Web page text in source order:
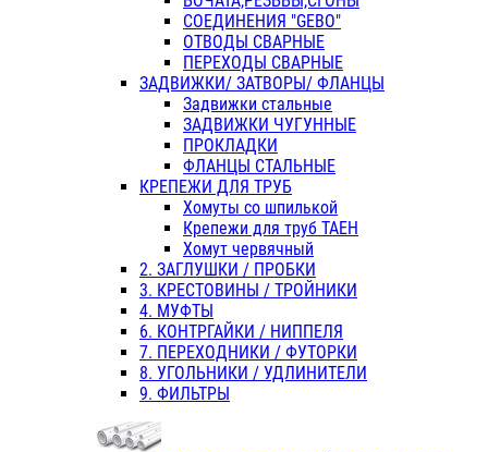
СОЕДИНЕНИЯ "GEBO"
ОТВОДЫ СВАРНЫЕ
ПЕРЕХОДЫ СВАРНЫЕ
ЗАДВИЖКИ/ ЗАТВОРЫ/ ФЛАНЦЫ
Задвижки стальные
ЗАДВИЖКИ ЧУГУННЫЕ
ПРОКЛАДКИ
ФЛАНЦЫ СТАЛЬНЫЕ
КРЕПЕЖИ ДЛЯ ТРУБ
Хомуты со шпилькой
Крепежи для труб ТАЕН
Хомут червячный
2. ЗАГЛУШКИ / ПРОБКИ
3. КРЕСТОВИНЫ / ТРОЙНИКИ
4. МУФТЫ
6. КОНТРГАЙКИ / НИППЕЛЯ
7. ПЕРЕХОДНИКИ / ФУТОРКИ
8. УГОЛЬНИКИ / УДЛИНИТЕЛИ
9. ФИЛЬТРЫ